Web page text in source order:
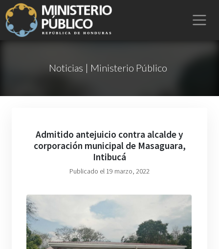
Noticias | Ministerio Público
Admitido antejuicio contra alcalde y
corporación municipal de Masaguara,
Intibucá
Publicado el 19 marzo, 2022